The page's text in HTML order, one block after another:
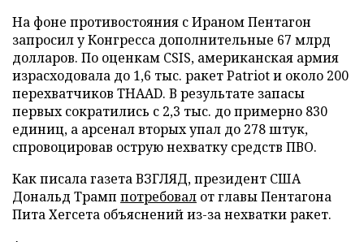
На фоне противостояния с Ираном Пентагон
запросил у Конгресса дополнительные 67 млрд
долларов. По оценкам CSIS, американская армия
израсходовала до 1,6 тыс. ракет Patriot и около 200
перехватчиков THAAD. В результате запасы
первых сократились с 2,3 тыс. до примерно 830
единиц, а арсенал вторых упал до 278 штук,
спровоцировав острую нехватку средств ПВО.
Как писала газета ВЗГЛЯД, президент США
Дональд Трамп потребовал от главы Пентагона
Пита Хегсета объяснений из-за нехватки ракет.